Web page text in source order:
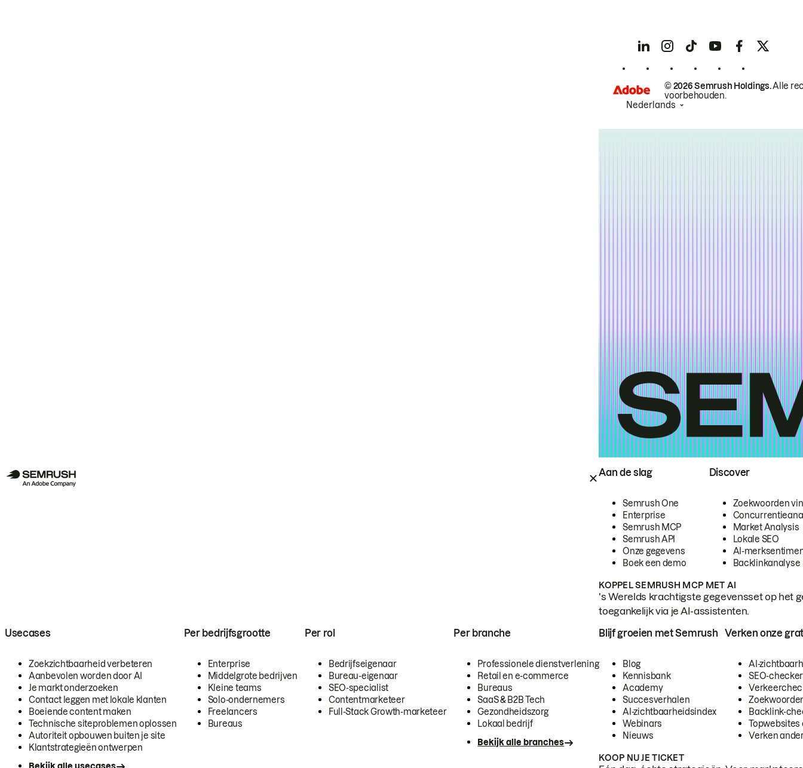
Aan de slag
Semrush One
Enterprise
Semrush MCP
Semrush API
Onze gegevens
Boek een demo
Discover
Zoekwoorden
Market Analysis
Lokale SEO
AI-
Backlinkanalyse
KOPPEL SEMRUSH MCP MET AI
's Werelds krachtigste gegevensset op het
toegankelijk via je AI-assistenten.
Usecases
Zoekzichtbaarheid verbeteren
Aanbevolen worden door AI
Je markt onderzoeken
Contact leggen met lokale klanten
Boeiende content maken
Technische siteproblemen oplossen
Autoriteit opbouwen buiten je site
Klantstrategieën ontwerpen
Per bedrijfsgrootte
Enterprise
Middelgrote bedrijven
Kleine teams
Solo-ondernemers
Freelancers
Bureaus
Per rol
Bedrijfseigenaar
Bureau-eigenaar
SEO-specialist
Contentmarketeer
Full-Stack Growth-marketeer
Per branche
Professionele dienstverlening
Retail en e-commerce
Bureaus
SaaS & B2B Tech
Gezondheidszorg
Lokaal bedrijf
Bekijk alle branches
Blijf groeien met Semrush
Blog
Kennisbank
Academy
Succesverhalen
AI-zichtbaarheidsindex
Webinars
Nieuws
Verken onze
AI-
SEO-checker
Backlink-
Topwebsites
Verken
KOOP NU JE TICKET
© 2026 Semrush Holdings.Alle
voorbehouden.
Nederlands